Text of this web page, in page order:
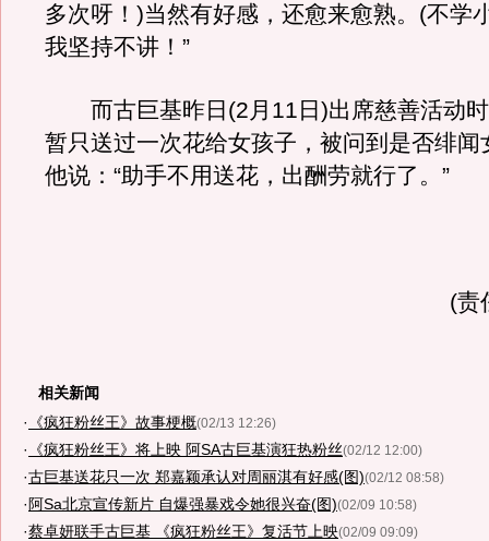
多次呀！)当然有好感，还愈来愈熟。(不学
我坚持不讲！”
而古巨基昨日(2月11日)出席慈善活动时
暂只送过一次花给女孩子，被问到是否绯闻
他说：“助手不用送花，出酬劳就行了。”
(责
相关新闻
·
《疯狂粉丝王》故事梗概(02/13 12:26)
· 《疯狂粉丝王》将上映 阿SA古巨基演狂热粉丝(02/12 12:00)
·古巨基送花只一次 郑嘉颖承认对周丽淇有好感(图)(02/12 08:58)
· 阿Sa北京宣传新片 自爆强暴戏令她很兴奋(图)(02/09 10:58)
·蔡卓妍联手古巨基 《疯狂粉丝王》复活节上映(02/09 09:09)